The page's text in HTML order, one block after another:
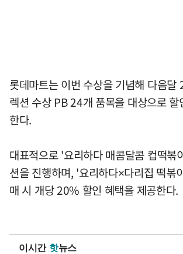
롯데마트는 이번 수상을 기념해 다음달
렉션 수상 PB 24개 품목을 대상으로 할
한다.
대표적으로 '요리하다 매콤달콤 컵떡
션을 진행하며, '요리하다×다리집 떡볶
매 시 개당 20% 할인 혜택을 제공한다.
이시간 핫뉴스